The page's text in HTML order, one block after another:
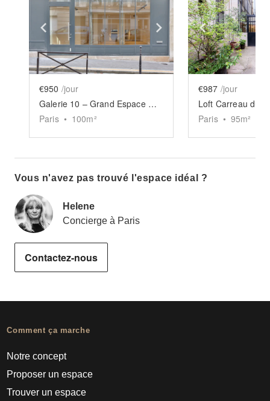
Show previous slide Show next slide
€950 /jour
Galerie 10 – Grand Espace Marais
Paris • 100m²
Show
€987 /jour
Loft Carreau du
Paris • 95m²
Vous n'avez pas trouvé l'espace idéal ?
Helene
Concierge à Paris
Contactez-nous
Comment ça marche
Notre concept
Proposer un espace
Trouver un espace